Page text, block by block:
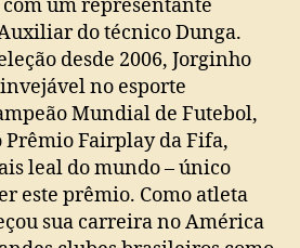
um representante
do técnico Dunga.
desde 2006, Jorginho
no esporte
Mundial de Futebol,
Prêmio Fairplay da Fifa,
leal do mundo – único
este prêmio. Como atleta
sua carreira no América